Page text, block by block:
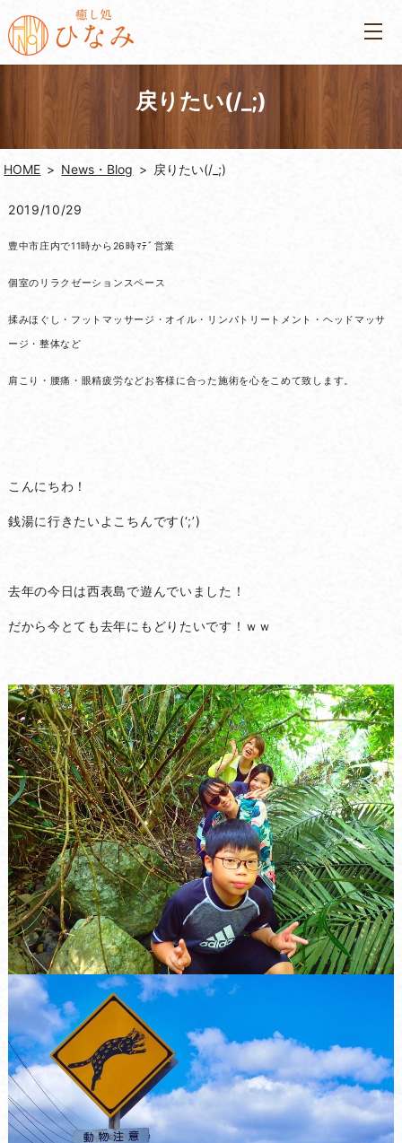
戻りたい(/_;)
HOME News・Blog 戻りたい(/_;)
2019/10/29
豊中市庄内で11時から26時ﾏﾃﾞ営業
個室のリラクゼーションスペース
揉みほぐし・フットマッサージ・オイル・リンパトリートメント・ヘッドマッサ
ージ・整体など
肩こり・腰痛・眼精疲労などお客様に合った施術を心をこめて致します。
こんにちわ！
銭湯に行きたいよこちんです(‘;’)
去年の今日は西表島で遊んでいました！
だから今とても去年にもどりたいです！ｗｗ